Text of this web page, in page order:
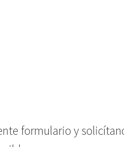
formulario y